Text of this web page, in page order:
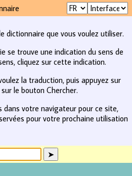
dictionnaire que vous voulez utiliser.
se trouve une indication du sens de
cliquez sur cette indication.
la traduction, puis appuyez sur
le bouton Chercher.
dans votre navigateur pour ce site,
pour votre prochaine utilisation